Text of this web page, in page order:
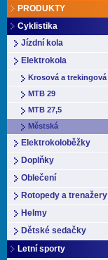
PRODUKTY
Cyklistika
Jízdní kola
Elektrokola
Krosová a trekingová
MTB 29
MTB 27,5
Městská
Elektrokoloběžky
Doplňky
Oblečení
Rotopedy a trenažery
Helmy
Dětské sedačky
Letní sporty